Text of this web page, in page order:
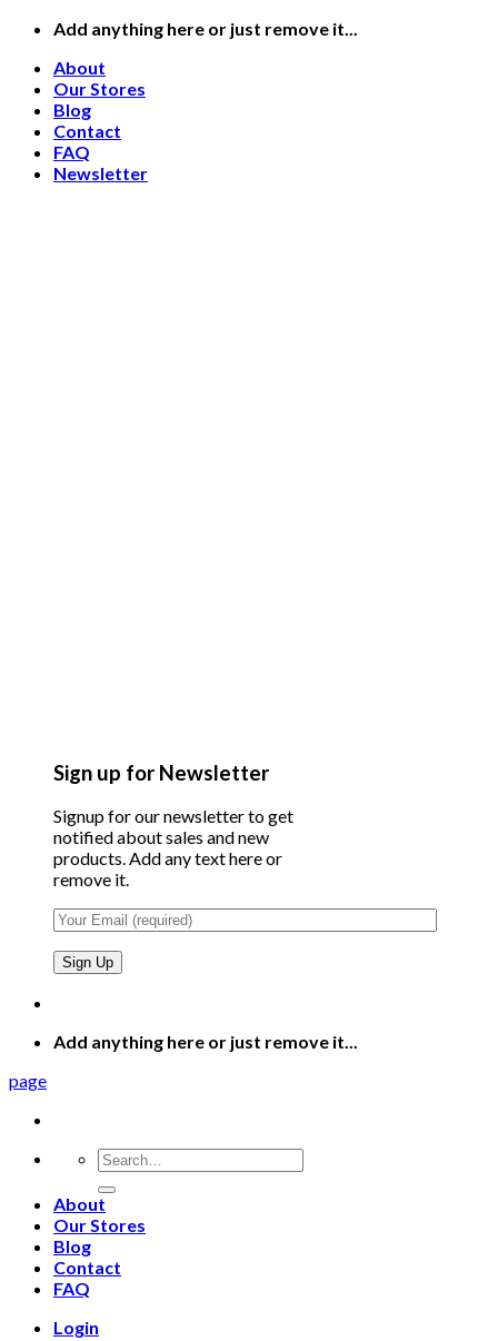
Skip
content
Add anything here or just remove it...
About
Our Stores
Blog
Contact
FAQ
Newsletter
Sign up for Newsletter
Signup for our newsletter to get
notified about sales and new
products. Add any text here or
remove it.
Add anything here or just remove it...
page
Search
for:
About
Our Stores
Blog
Contact
FAQ
Login